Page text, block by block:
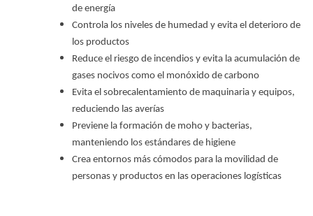
de energía
Controla los niveles de humedad y evita el deterioro de
los productos
Reduce el riesgo de incendios y evita la acumulación de
gases nocivos como el monóxido de carbono
Evita el sobrecalentamiento de maquinaria y equipos,
reduciendo las averías
Previene la formación de moho y bacterias,
manteniendo los estándares de higiene
Crea entornos más cómodos para la movilidad de
personas y productos en las operaciones logísticas